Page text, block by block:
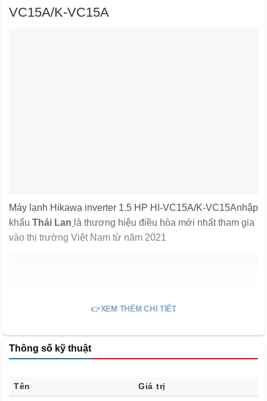
VC15A/K-VC15A
Máy lạnh Hikawa inverter 1.5 HP HI-VC15A/K-VC15Anhập
khẩu Thái Lan là thương hiệu điều hòa mới nhất tham gia
vào thị trường Việt Nam từ năm 2021
với những đặc điểm nổi bật:Tiết kiệm điện năng với
👉XEM THÊM CHI TIẾT
Thông số kỹ thuật
Tên Giá trị